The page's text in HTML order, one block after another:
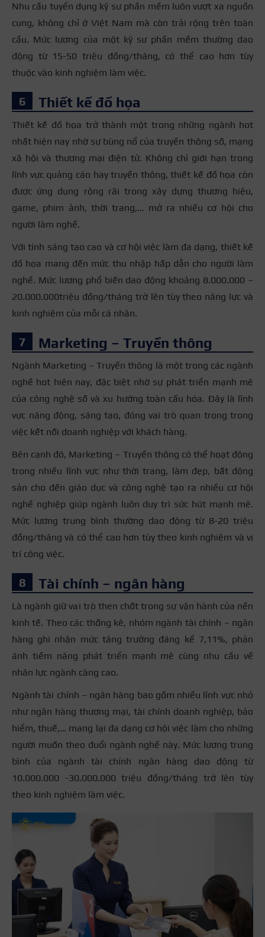
Nhu cầu tuyển dụng kỹ sư phần mềm luôn vượt xa nguồn
cung, không chỉ ở Việt Nam mà còn trải rộng trên toàn
cầu. Mức lương của một kỹ sư phần mềm thường dao
động từ 15-50 triệu đồng/tháng, có thể cao hơn tùy
thuộc vào kinh nghiệm làm việc.
Thiết kế đồ họa
Thiết kế đồ họa trở thành một trong những ngành hot
nhất hiện nay nhờ sự bùng nổ của truyền thông số, mạng
xã hội và thương mại điện tử. Không chỉ giới hạn trong
lĩnh vực quảng cáo hay truyền thông, thiết kế đồ họa còn
được ứng dụng rộng rãi trong xây dựng thương hiệu,
game, phim ảnh, thời trang,… mở ra nhiều cơ hội cho
người làm nghề.
Với tính sáng tạo cao và cơ hội việc làm đa dạng, thiết kế
đồ họa mang đến mức thu nhập hấp dẫn cho người làm
nghề. Mức lương phổ biến dao động khoảng 8.000.000 –
20.000.000triệu đồng/tháng trở lên tùy theo năng lực và
kinh nghiệm của mỗi cá nhân.
Marketing – Truyền thông
Ngành Marketing – Truyền thông là một trong các ngành
nghề hot hiện nay, đặc biệt nhờ sự phát triển mạnh mẽ
của công nghệ số và xu hướng toàn cầu hóa. Đây là lĩnh
vực năng động, sáng tạo, đóng vai trò quan trọng trong
việc kết nối doanh nghiệp với khách hàng.
Bên cạnh đó, Marketing – Truyền thông có thể hoạt động
trong nhiều lĩnh vực như thời trang, làm đẹp, bất động
sản cho đến giáo dục và công nghệ tạo ra nhiều cơ hội
nghề nghiệp giúp ngành luôn duy trì sức hút mạnh mẽ.
Mức lương trung bình thường dao động từ 8-20 triệu
đồng/tháng và có thể cao hơn tùy theo kinh nghiệm và vị
trí công việc.
Tài chính – ngân hàng
Là ngành giữ vai trò then chốt trong sự vận hành của nền
kinh tế. Theo các thống kê, nhóm ngành tài chính – ngân
hàng ghi nhận mức tăng trưởng đáng kể 7,11%, phản
ánh tiềm năng phát triển mạnh mẽ cùng nhu cầu về
nhân lực ngành càng cao.
Ngành tài chính – ngân hàng bao gồm nhiều lĩnh vực nhỏ
như ngân hàng thương mại, tài chính doanh nghiệp, bảo
hiểm, thuế,… mang lại đa dạng cơ hội việc làm cho những
người muốn theo đuổi ngành nghề này. Mức lương trung
bình của ngành tài chính ngân hàng dao động từ
10.000.000 -30.000.000 triệu đồng/tháng trở lên tùy
theo kinh nghiệm làm việc.